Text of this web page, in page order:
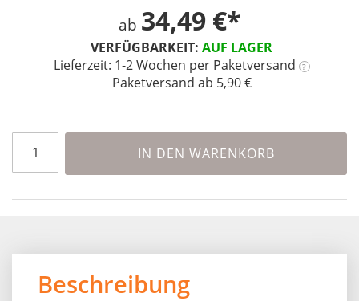
VERFÜGBARKEIT: AUF LAGER
Lieferzeit: 1-2 Wochen per Paketversand ?
Paketversand ab 5,90 €
ab 34,49 €
IN DEN WARENKORB
Beschreibung